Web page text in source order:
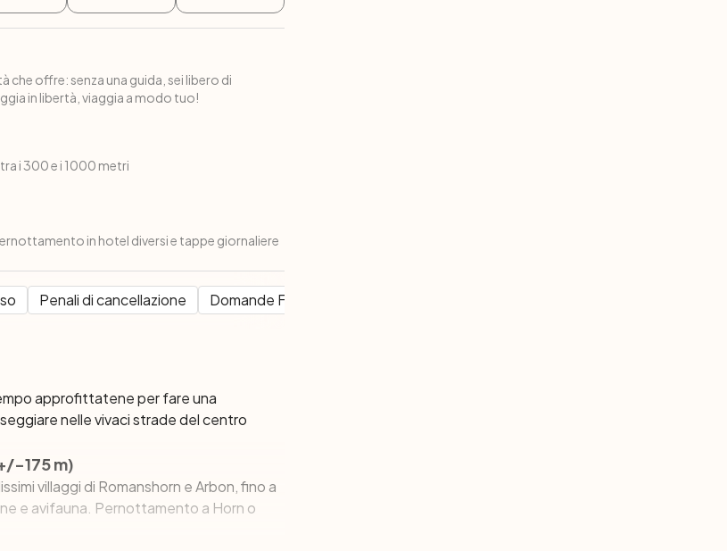
che offre: senza una guida, sei libero di
in libertà, viaggia a modo tuo!
i 300 e i 1000 metri
in hotel diversi e tappe giornaliere
Penali di cancellazione Domande Frequenti
approfittatene per fare una
nelle vivaci strade del centro
175 m)
villaggi di Romanshorn e Arbon, fino a
e avifauna. Pernottamento a Horn o